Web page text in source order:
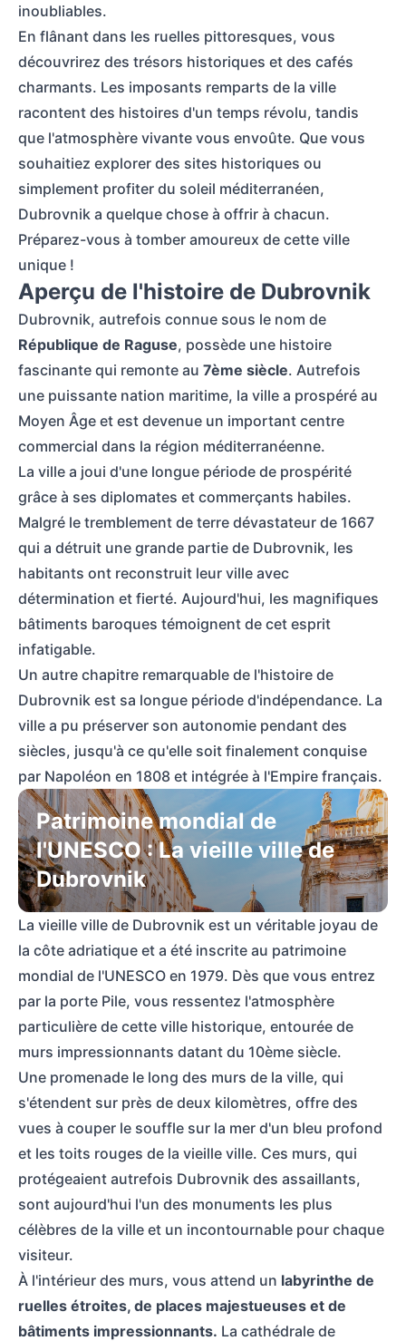
inoubliables.
En flânant dans les ruelles pittoresques, vous
découvrirez des trésors historiques et des cafés
charmants. Les imposants remparts de la ville
racontent des histoires d'un temps révolu, tandis
que l'atmosphère vivante vous envoûte. Que vous
souhaitiez explorer des sites historiques ou
simplement profiter du soleil méditerranéen,
Dubrovnik a quelque chose à offrir à chacun.
Préparez-vous à tomber amoureux de cette ville
unique !
Aperçu de l'histoire de Dubrovnik
Dubrovnik, autrefois connue sous le nom de
République de Raguse, possède une histoire
fascinante qui remonte au 7ème siècle. Autrefois
une puissante nation maritime, la ville a prospéré au
Moyen Âge et est devenue un important centre
commercial dans la région méditerranéenne.
La ville a joui d'une longue période de prospérité
grâce à ses diplomates et commerçants habiles.
Malgré le tremblement de terre dévastateur de 1667
qui a détruit une grande partie de Dubrovnik, les
habitants ont reconstruit leur ville avec
détermination et fierté. Aujourd'hui, les magnifiques
bâtiments baroques témoignent de cet esprit
infatigable.
Un autre chapitre remarquable de l'histoire de
Dubrovnik est sa longue période d'indépendance. La
ville a pu préserver son autonomie pendant des
siècles, jusqu'à ce qu'elle soit finalement conquise
par Napoléon en 1808 et intégrée à l'Empire français.
Patrimoine mondial de
l'UNESCO : La vieille ville de
Dubrovnik
La vieille ville de Dubrovnik est un véritable joyau de
la côte adriatique et a été inscrite au patrimoine
mondial de l'UNESCO en 1979. Dès que vous entrez
par la porte Pile, vous ressentez l'atmosphère
particulière de cette ville historique, entourée de
murs impressionnants datant du 10ème siècle.
Une promenade le long des murs de la ville, qui
s'étendent sur près de deux kilomètres, offre des
vues à couper le souffle sur la mer d'un bleu profond
et les toits rouges de la vieille ville. Ces murs, qui
protégeaient autrefois Dubrovnik des assaillants,
sont aujourd'hui l'un des monuments les plus
célèbres de la ville et un incontournable pour chaque
visiteur.
À l'intérieur des murs, vous attend un labyrinthe de
ruelles étroites, de places majestueuses et de
bâtiments impressionnants. La cathédrale de